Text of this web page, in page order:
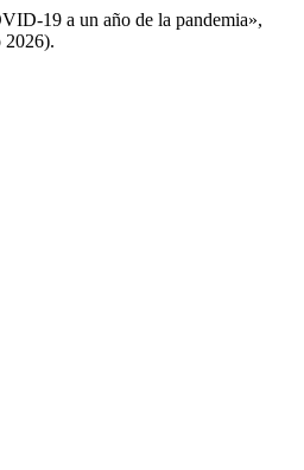
19 a un año de la pandemia»,
2026).